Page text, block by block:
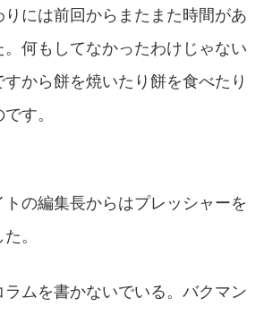
には前回からまたまた時間があ
何もしてなかったわけじゃない
から餅を焼いたり餅を食べたり
す。
の編集長からはプレッシャーを
。
ムを書かないでいる。バクマン